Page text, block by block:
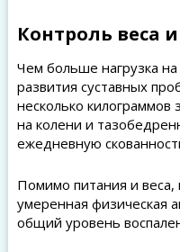
Контроль веса
Чем больше нагрузка
развития суставных
несколько
на колени и
ежедневную
Помимо питания и веса,
умеренная физическая
общий уровень